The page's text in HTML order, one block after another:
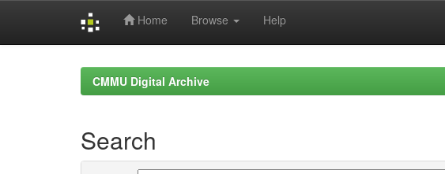
Home Browse Help
CMMU Digital Archive
Search